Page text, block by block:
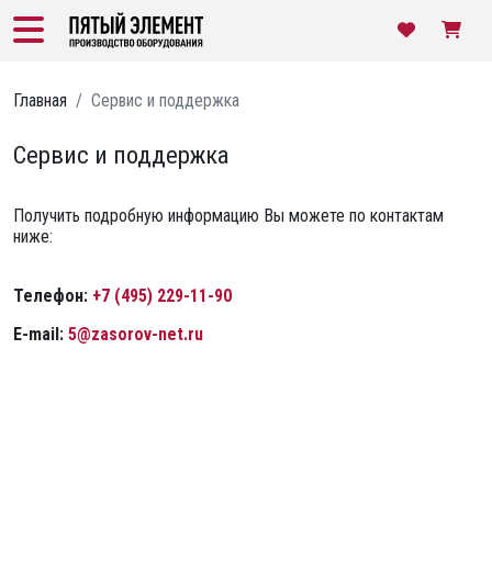
Главная Сервис и поддержка
Сервис и поддержка
Получить подробную информацию Вы можете по контактам
ниже:
Телефон: +7 (495) 229-11-90
E-mail: 5@zasorov-net.ru